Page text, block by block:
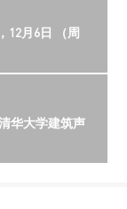
12月6日 （周
华大学建筑声